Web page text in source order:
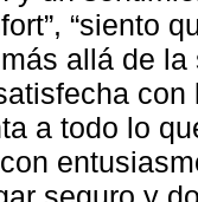
“siento
allá de la
con
a todo lo